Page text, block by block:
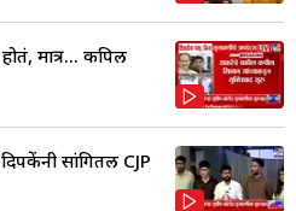
मात्र... कपिल
सांगितली CJP